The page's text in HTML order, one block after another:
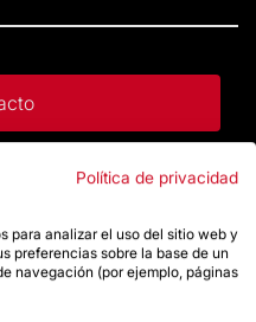
Política de privacidad
para analizar el uso del sitio web y
preferencias sobre la base de un
navegación (por ejemplo, páginas